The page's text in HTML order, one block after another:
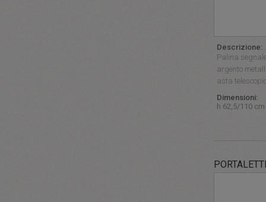
Descrizione:
Palina
argento
asta
Dimensioni:
h 62,5/110 cm